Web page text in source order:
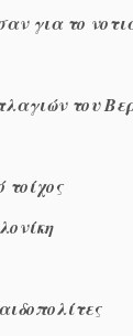
για το
του
τοίχος